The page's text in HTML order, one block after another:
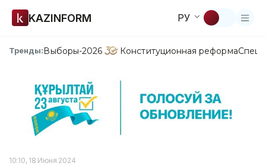
KAZINFORM РУ
Тренды:Выборы-2026 Конституционная реформа
10:10, 18 Июня 2024